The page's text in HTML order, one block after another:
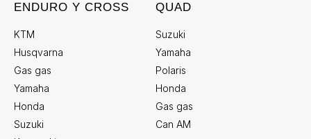
ENDURO Y CROSS
KTM
Husqvarna
Gas gas
Yamaha
Honda
Suzuki
QUAD
Suzuki
Yamaha
Polaris
Honda
Gas gas
Can AM